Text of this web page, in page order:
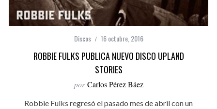
Discos 16 octubre, 2016
ROBBIE FULKS PUBLICA NUEVO DISCO UPLAND
STORIES
por Carlos Pérez Báez
Robbie Fulks regresó el pasado mes de abril con un